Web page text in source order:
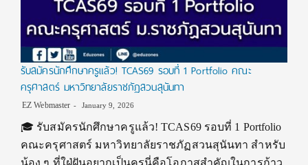
รับสมัครนักศึกษาครูแล้ว! TCAS69 รอบที่ 1 Portfolio คณะ
ครุศาสตร์ มหาวิทยาลัยราชภัฏสวนสุนันทา
EZ Webmaster January 9, 2026
🎓 รับสมัครนักศึกษาครูแล้ว! TCAS69 รอบที่ 1 Portfolio
คณะครุศาสตร์ มหาวิทยาลัยราชภัฏสวนสุนันทา สำหรับ
น้อง ๆ ที่ใฝ่ฝันอยากเป็นครูนี่คือโอกาสสำคัญในการก้าว